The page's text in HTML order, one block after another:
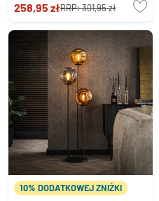
258,95 złRRP:301,95 zł
10% DODATKOWEJ ZNIŻKI